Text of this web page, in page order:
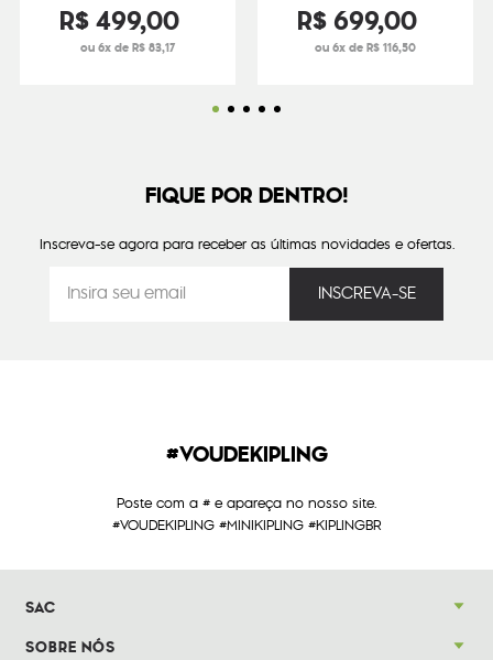
R$499,00
ou 6x de R$ 83,17
R$699,00
ou 6x de R$ 116,50
FIQUE POR DENTRO!
Inscreva-se agora para receber as últimas novidades e ofertas.
#VOUDEKIPLING
Poste com a # e apareça no nosso site.
#VOUDEKIPLING #MINIKIPLING #KIPLINGBR
SAC
SOBRE NÓS